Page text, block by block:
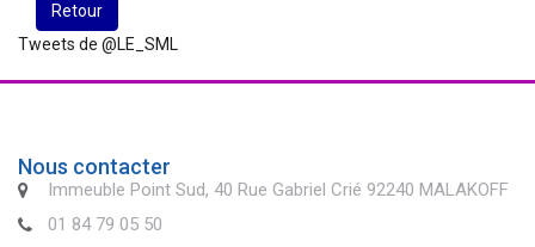
Retour
Tweets de @LE_SML
Nous contacter
Immeuble Point Sud, 40 Rue Gabriel Crié 92240 MALAKOFF
01 84 79 05 50